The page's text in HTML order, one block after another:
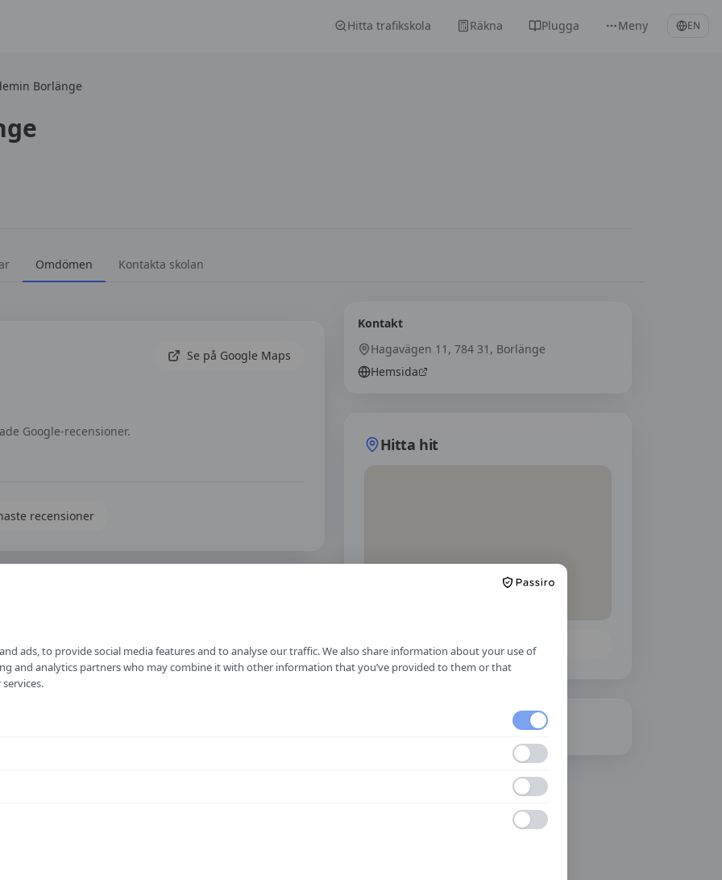
Hitta trafikskola Räkna Plugga Meny EN
Borlänge
Omdömen Kontakta skolan
Se på Google Maps
Google-recensioner.
recensioner
Kontakt
Hagavägen 11, 784 31, Borlänge
Hemsida
Hitta hit
Öppna i Google Maps
YrkesAkademin Borlänge→
ads, to provide social media features and to analyse our traffic. We also share information about your use of
and analytics partners who may combine it with other information that you’ve provided to them or that